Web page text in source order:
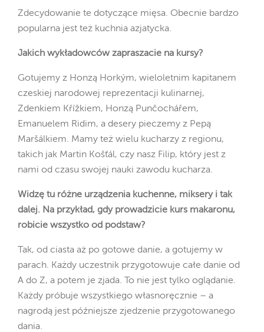
Zdecydowanie te dotyczące mięsa. Obecnie bardzo
popularna jest też kuchnia azjatycka.
Jakich wykładowców zapraszacie na kursy?
Gotujemy z Honzą Horkým, wieloletnim kapitanem
czeskiej narodowej reprezentacji kulinarnej,
Zdenkiem Křížkiem, Honzą Punčochářem,
Emanuelem Ridim, a desery pieczemy z Pepą
Maršálkiem. Mamy też wielu kucharzy z regionu,
takich jak Martin Košťál, czy nasz Filip, który jest z
nami od czasu swojej nauki zawodu kucharza.
Widzę tu różne urządzenia kuchenne, miksery i tak
dalej. Na przykład, gdy prowadzicie kurs makaronu,
robicie wszystko od podstaw?
Tak, od ciasta aż po gotowe danie, a gotujemy w
parach. Każdy uczestnik przygotowuje całe danie od
A do Z, a potem je zjada. To nie jest tylko oglądanie.
Każdy próbuje wszystkiego własnoręcznie – a
nagrodą jest późniejsze zjedzenie przygotowanego
dania.